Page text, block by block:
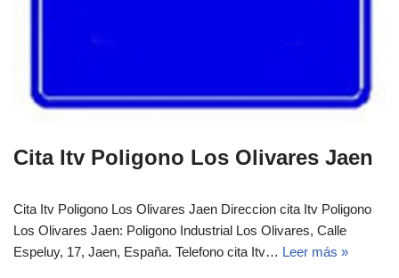
Cita Itv Poligono Los Olivares Jaen
Cita Itv Poligono Los Olivares Jaen Direccion cita Itv Poligono
Los Olivares Jaen: Poligono Industrial Los Olivares, Calle
Espeluy, 17, Jaen, España.‎‎ Telefono cita Itv… Leer más »